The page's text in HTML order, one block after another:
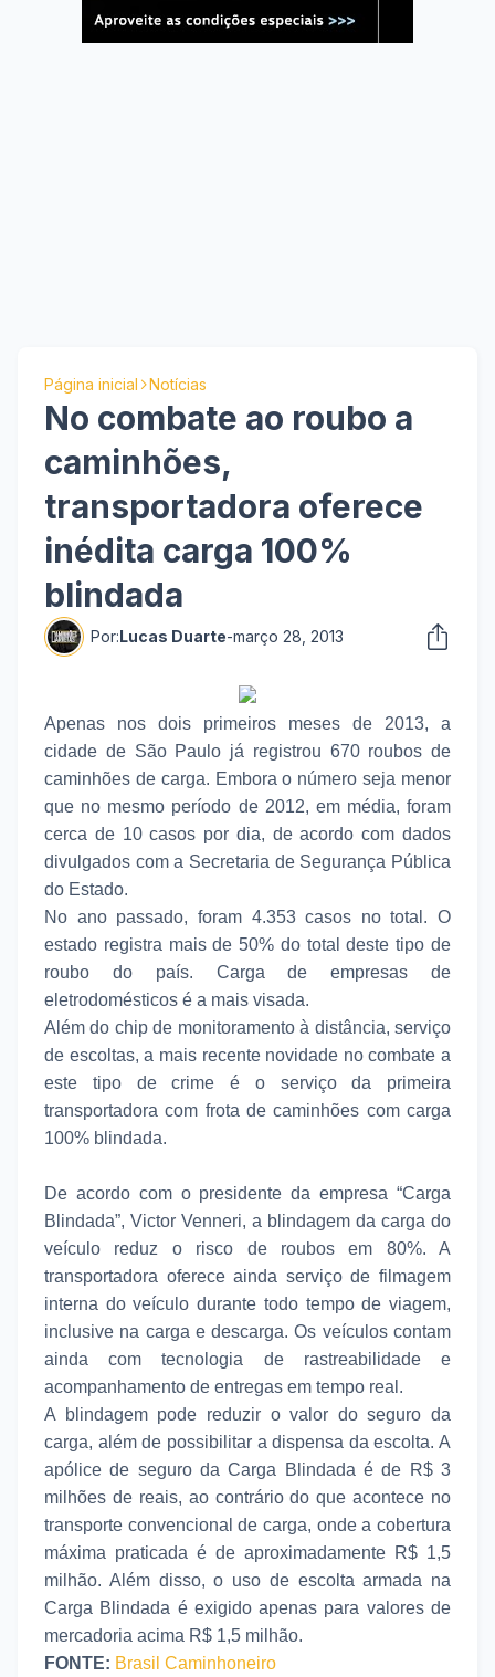
Página inicial Notícias
No combate ao roubo a
caminhões,
transportadora oferece
inédita carga 100%
blindada
Por:Lucas Duarte-março 28, 2013
Apenas nos dois primeiros meses de 2013, a
cidade de São Paulo já registrou 670 roubos de
caminhões de carga. Embora o número seja menor
que no mesmo período de 2012, em média, foram
cerca de 10 casos por dia, de acordo com dados
divulgados com a Secretaria de Segurança Pública
do Estado.
No ano passado, foram 4.353 casos no total. O
estado registra mais de 50% do total deste tipo de
roubo do país. Carga de empresas de
eletrodomésticos é a mais visada.
Além do chip de monitoramento à distância, serviço
de escoltas, a mais recente novidade no combate a
este tipo de crime é o serviço da primeira
transportadora com frota de caminhões com carga
100% blindada.
De acordo com o presidente da empresa “Carga
Blindada”, Victor Venneri, a blindagem da carga do
veículo reduz o risco de roubos em 80%. A
transportadora oferece ainda serviço de filmagem
interna do veículo durante todo tempo de viagem,
inclusive na carga e descarga. Os veículos contam
ainda com tecnologia de rastreabilidade e
acompanhamento de entregas em tempo real.
A blindagem pode reduzir o valor do seguro da
carga, além de possibilitar a dispensa da escolta. A
apólice de seguro da Carga Blindada é de R$ 3
milhões de reais, ao contrário do que acontece no
transporte convencional de carga, onde a cobertura
máxima praticada é de aproximadamente R$ 1,5
milhão. Além disso, o uso de escolta armada na
Carga Blindada é exigido apenas para valores de
mercadoria acima R$ 1,5 milhão.
FONTE: Brasil Caminhoneiro